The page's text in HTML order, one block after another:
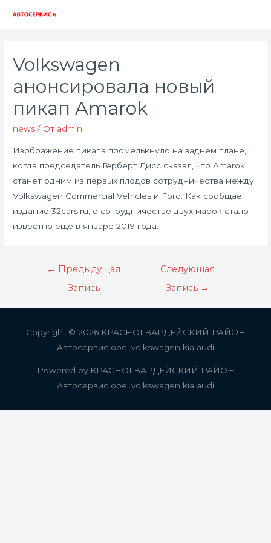
Volkswagen
анонсировала новый
пикап Amarok
news / От admin
Изображение пикапа промелькнуло на заднем плане,
когда председатель Герберт Дисс сказал, что Amarok
станет одним из первых плодов сотрудничества между
Volkswagen Commercial Vehicles и Ford. Как сообщает
издание 32cars.ru, о сотрудничестве двух марок стало
известно еще в январе 2019 года.
Навигация
записям
← Предыдущая
Запись
Следующая
Запись →
Copyright © 2026 КРАСНОГВАРДЕЙСКИЙ РАЙОН
Автосервис opel volkswagen kia audi
Powered by КРАСНОГВАРДЕЙСКИЙ РАЙОН
Автосервис opel volkswagen kia audi